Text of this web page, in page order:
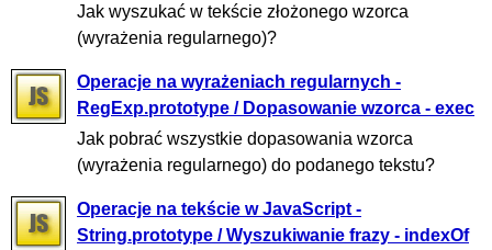
Jak wyszukać w tekście złożonego wzorca
(wyrażenia regularnego)?
Operacje na wyrażeniach regularnych -
RegExp.prototype / Dopasowanie wzorca - exec
Jak pobrać wszystkie dopasowania wzorca
(wyrażenia regularnego) do podanego tekstu?
Operacje na tekście w JavaScript -
String.prototype / Wyszukiwanie frazy - indexOf